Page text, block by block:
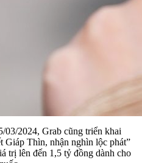
03/2024, Grab cũng triển khai
Thìn, nhận nghìn lộc phát”
trị lên đến 1,5 tỷ đồng dành cho